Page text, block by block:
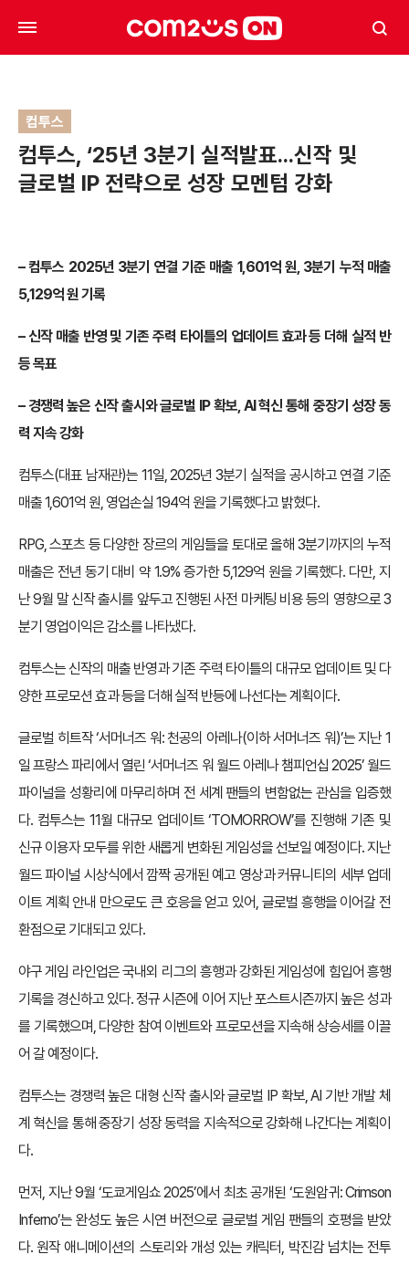
컴투스
컴투스, ‘25년 3분기 실적발표…신작 및
글로벌 IP 전략으로 성장 모멘텀 강화
–컴투스 2025년 3분기 연결 기준 매출 1,601억 원, 3분기 누적 매출
5,129억 원 기록
–신작 매출 반영 및 기존 주력 타이틀의 업데이트 효과 등 더해 실적 반
등 목표
–경쟁력 높은 신작 출시와 글로벌 IP 확보, AI 혁신 통해 중장기 성장 동
력 지속 강화
컴투스(대표 남재관)는 11일, 2025년 3분기 실적을 공시하고 연결 기준
매출 1,601억 원, 영업손실 194억 원을 기록했다고 밝혔다.
RPG, 스포츠 등 다양한 장르의 게임들을 토대로 올해 3분기까지의 누적
매출은 전년 동기 대비 약 1.9% 증가한 5,129억 원을 기록했다. 다만, 지
난 9월 말 신작 출시를 앞두고 진행된 사전 마케팅 비용 등의 영향으로 3
분기 영업이익은 감소를 나타냈다.
컴투스는 신작의 매출 반영과 기존 주력 타이틀의 대규모 업데이트 및 다
양한 프로모션 효과 등을 더해 실적 반등에 나선다는 계획이다.
글로벌 히트작 ‘서머너즈 워: 천공의 아레나(이하 서머너즈 워)’는 지난 1
일 프랑스 파리에서 열린 ‘서머너즈 워 월드 아레나 챔피언십 2025’ 월드
파이널을 성황리에 마무리하며 전 세계 팬들의 변함없는 관심을 입증했
다. 컴투스는 11월 대규모 업데이트 ‘TOMORROW’를 진행해 기존 및
신규 이용자 모두를 위한 새롭게 변화된 게임성을 선보일 예정이다. 지난
월드 파이널 시상식에서 깜짝 공개된 예고 영상과 커뮤니티의 세부 업데
이트 계획 안내 만으로도 큰 호응을 얻고 있어, 글로벌 흥행을 이어갈 전
환점으로 기대되고 있다.
야구 게임 라인업은 국내외 리그의 흥행과 강화된 게임성에 힘입어 흥행
기록을 경신하고 있다. 정규 시즌에 이어 지난 포스트시즌까지 높은 성과
를 기록했으며, 다양한 참여 이벤트와 프로모션을 지속해 상승세를 이끌
어 갈 예정이다.
컴투스는 경쟁력 높은 대형 신작 출시와 글로벌 IP 확보, AI 기반 개발 체
계 혁신을 통해 중장기 성장 동력을 지속적으로 강화해 나간다는 계획이
다.
먼저, 지난 9월 ‘도쿄게임쇼 2025’에서 최초 공개된 ‘도원암귀: Crimson
Inferno’는 완성도 높은 시연 버전으로 글로벌 게임 팬들의 호평을 받았
다. 원작 애니메이션의 스토리와 개성 있는 캐릭터, 박진감 넘치는 전투